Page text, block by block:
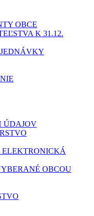
OBCE
K 31.12.
ÚDAJOV
OBCOU